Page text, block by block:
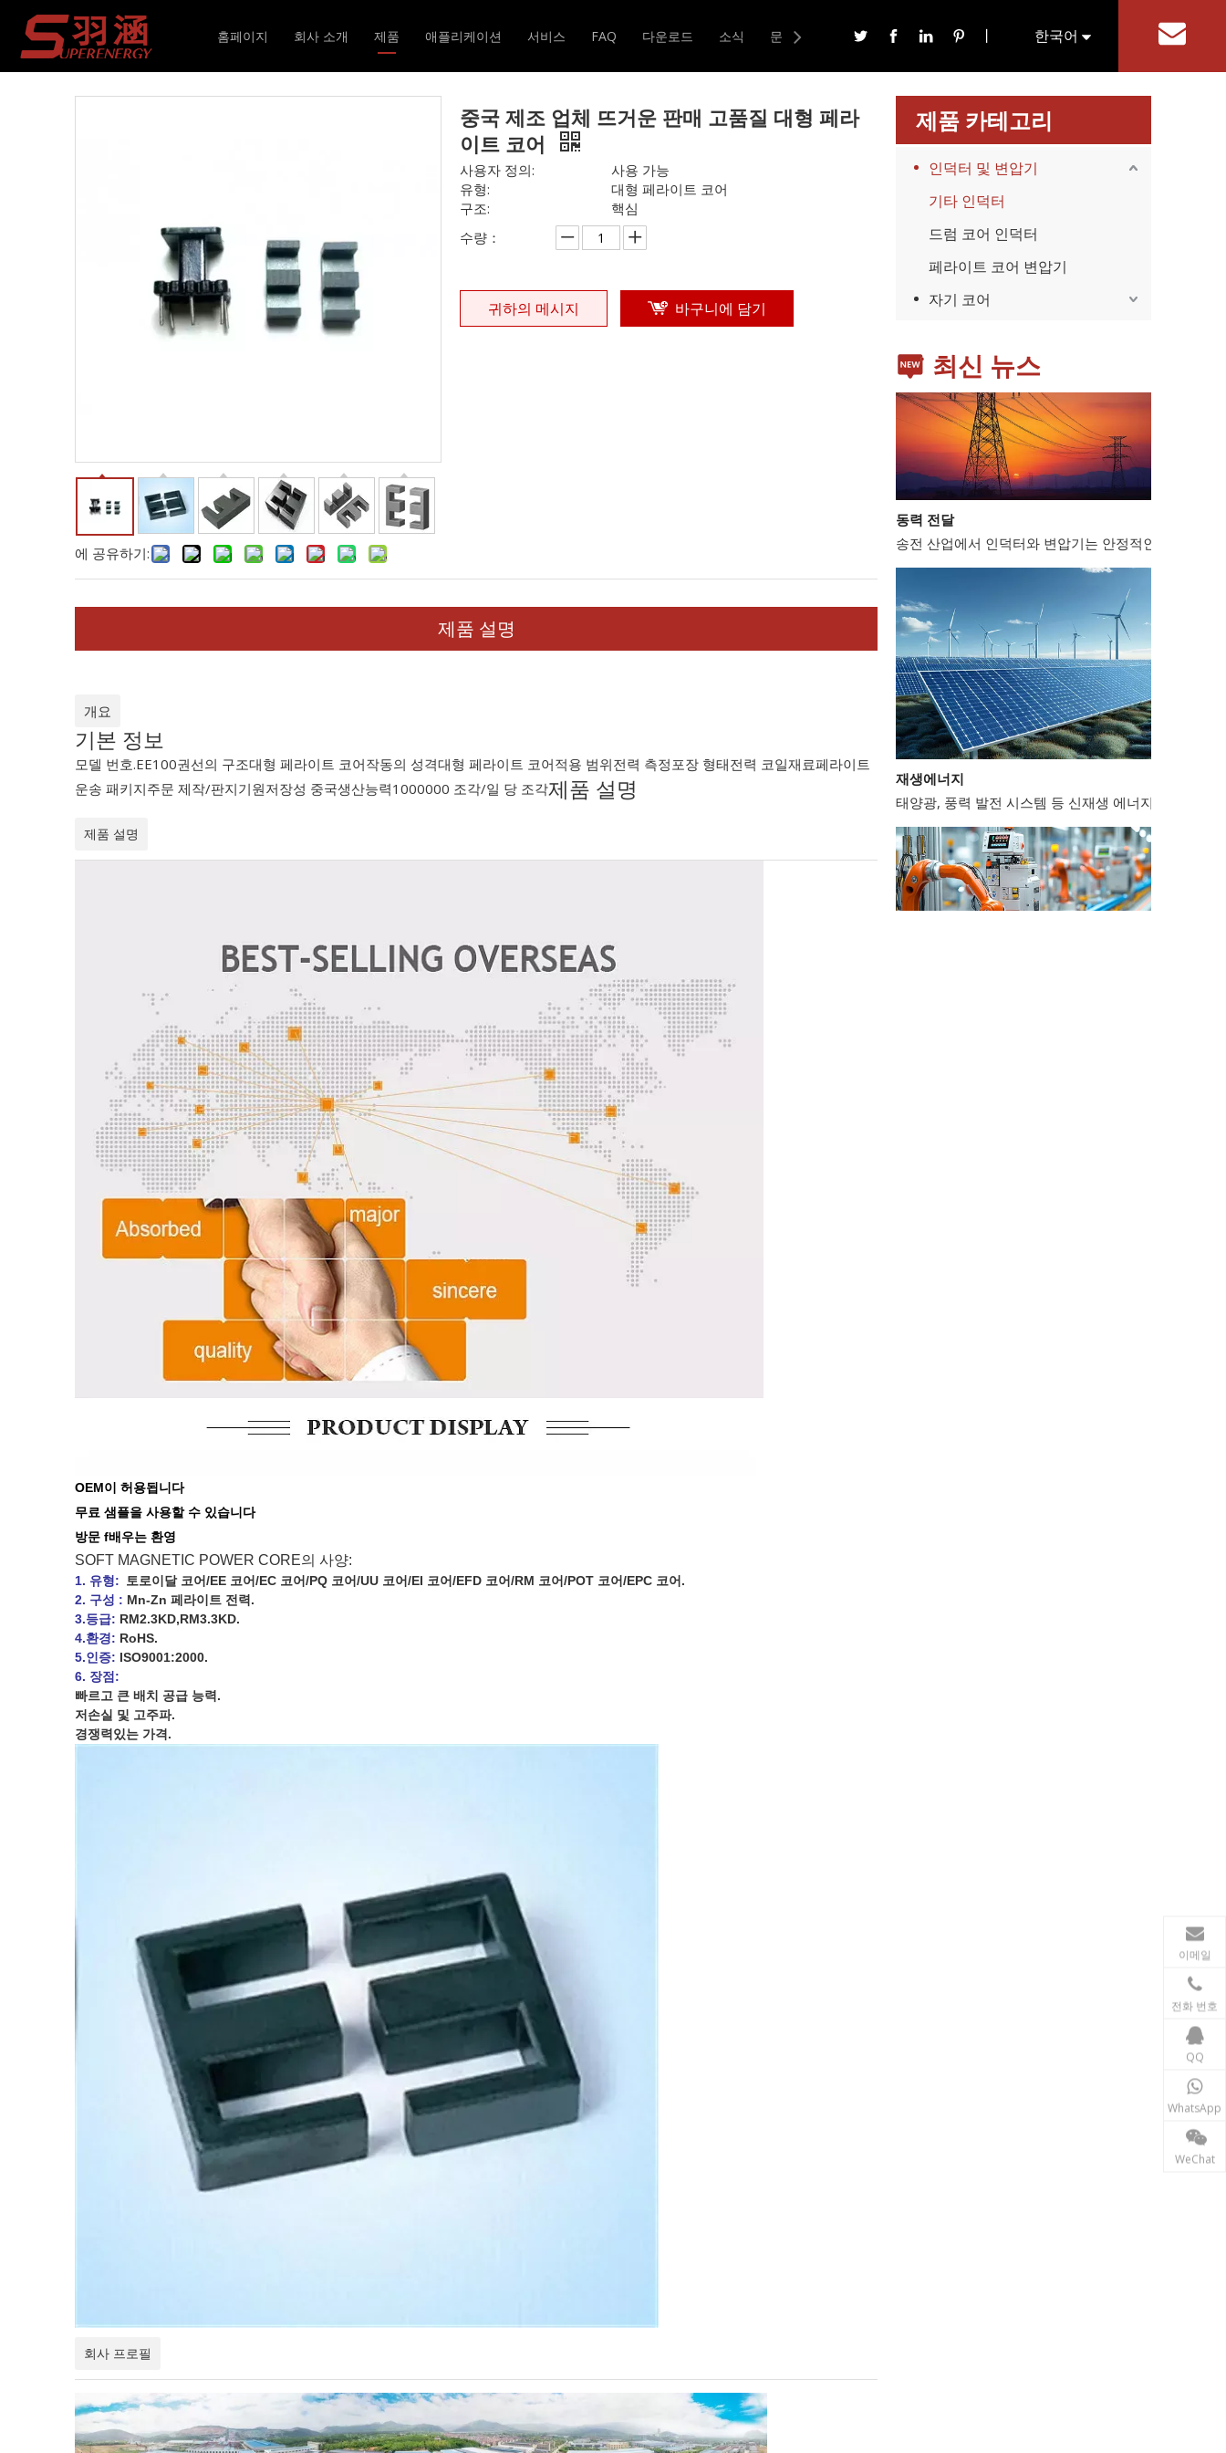
홈페이지 회사 소개 제품
인덕터 및 변압기
애플리케이션 서비스 FAQ 다운로드 소식 문의하기 丨 한국어
English
현재 위치: 홈페이지
에 공유하기:
중국 제조 업체 뜨거운 판매 고품질 대형 페라
이트 코어
사용자 정의:
사용 가능
유형:
대형 페라이트 코어
구조:
핵심
수량：
귀하의 메시지 바구니에 담기
제품 설명
개요
기본 정보
모델 번호.EE100권선의 구조대형 페라이트 코어작동의 성격대형 페라이트 코어적용 범위전력 측정포장 형태전력 코일재료페라이트
운송 패키지주문 제작/판지기원저장성 중국생산능력1000000 조각/일 당 조각제품 설명
제품 설명
OEM이 허용됩니다
무료 샘플을 사용할 수 있습니다
방문 f배우는 환영
SOFT MAGNETIC POWER CORE의 사양:
1. 유형: 토로이달 코어/EE 코어/EC 코어/PQ 코어/UU 코어/EI 코어/EFD 코어/RM 코어/POT 코어/EPC 코어.
2. 구성 : Mn-Zn 페라이트 전력.
3.등급: RM2.3KD,RM3.3KD.
4.환경: RoHS.
5.인증: ISO9001:2000.
6. 장점:
빠르고 큰 배치 공급 능력.
저손실 및 고주파.
경쟁력있는 가격.
회사 프로필
제품 카테고리
인덕터 및 변압기
기타 인덕터
드럼 코어 인덕터
페라이트 코어 변압기
자기 코어
최신 뉴스
가전제품
스마트폰, 태블릿, 웨어러블 기기 등 가전제품이 확
동력 전달
송전 산업에서 인덕터와 변압기는 안정적인 전력망
재생에너지
태양광, 풍력 발전 시스템 등 신재생 에너지 분야에서
태양광, 풍력 발전 시스템 등 신재생 에너지 분야에
이메일
전화 번호
QQ
WhatsApp
WeChat